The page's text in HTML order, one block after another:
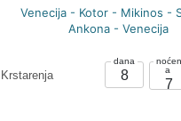
Venecija - Kotor - Mikinos -
Ankona - Venecija
Krstarenja 8
7